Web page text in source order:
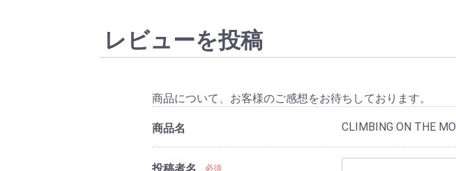
レビューを投稿
商品について、お客様のご感想をお待ちしております。
商品名 CLIMBING ON THE
必須